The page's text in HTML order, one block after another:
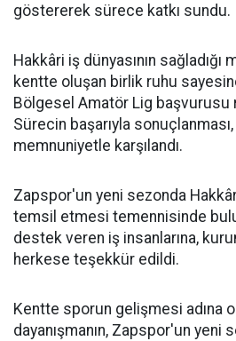
göstererek sürece katkı sundu.
Hakkâri iş dünyasının
kentte oluşan birlik ruhu
Bölgesel Amatör Lig başvurusu
Sürecin başarıyla
memnuniyetle karşılandı.
Zapspor'un yeni sezonda
temsil etmesi temennisinde
destek veren iş insanlarına,
herkese teşekkür edildi.
Kentte sporun gelişmesi adına
dayanışmanın, Zapspor'un yeni